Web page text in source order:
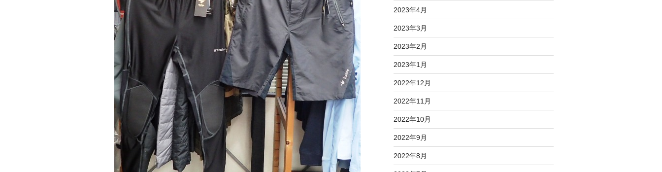
2023年4月
2023年3月
2023年2月
2023年1月
2022年12月
2022年11月
2022年10月
2022年9月
2022年8月